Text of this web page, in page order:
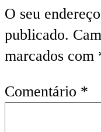
O seu
publicado.
marcados com
Comentário *